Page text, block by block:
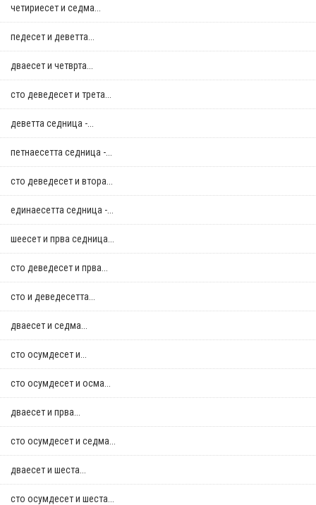
четириесет и седма...
педесет и деветта...
дваесет и четврта...
сто деведесет и трета...
деветта седница -...
петнаесетта седница -...
сто деведесет и втора...
единаесетта седница -...
шеесет и прва седница...
сто деведесет и прва...
сто и деведесетта...
дваесет и седма...
сто осумдесет и...
сто осумдесет и осма...
дваесет и прва...
сто осумдесет и седма...
дваесет и шеста...
сто осумдесет и шеста...